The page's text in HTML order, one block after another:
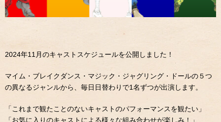
2024年11月のキャストスケジュールを公開しました！
マイム・ブレイクダンス・マジック・ジャグリング・ドールの５つ
の異なるジャンルから、毎日日替わりで1名ずつが出演します。
「これまで観たことのないキャストのパフォーマンスを観たい」
「お気に入りのキャストによる様々な組み合わせが楽しみ！」